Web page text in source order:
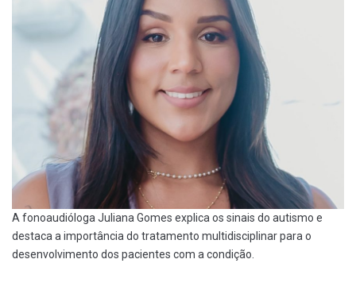
A fonoaudióloga Juliana Gomes explica os sinais do autismo e
destaca a importância do tratamento multidisciplinar para o
desenvolvimento dos pacientes com a condição.